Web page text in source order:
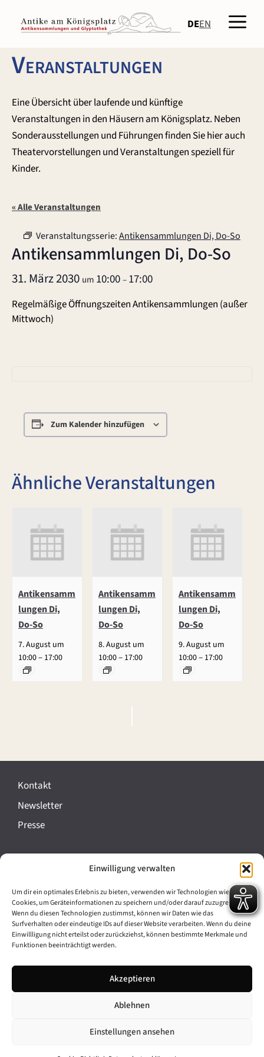
Einwilligung verwalten
Um dir ein optimales Erlebnis zu bieten, verwenden wir Technologien wie
Cookies, um Geräteinformationen zu speichern und/oder darauf zuzugreifen.
Wenn du diesen Technologien zustimmst, können wir Daten wie das
Surfverhalten oder eindeutige IDs auf dieser Website verarbeiten. Wenn du deine
Einwillligung nicht erteilst oder zurückziehst, können bestimmte Merkmale und
Funktionen beeinträchtigt werden.
Akzeptieren
Ablehnen
Einstellungen ansehen
Inhalt
springen
DEEN
Veranstaltungen
Eine Übersicht über laufende und künftige
Veranstaltungen in den Häusern am Königsplatz. Neben
Sonderausstellungen und Führungen finden Sie hier auch
Theatervorstellungen und Veranstaltungen speziell für
Kinder.
« Alle Veranstaltungen
Veranstaltungsserie:Antikensammlungen Di, Do-So
Antikensammlungen Di, Do-So
31. März 2030 um 10:00–17:00
Regelmäßige Öffnungszeiten Antikensammlungen (außer
Mittwoch)
Zum Kalender hinzufügen
Ähnliche Veranstaltungen
Antikensamm
lungen Di,
Do-So
7. August um
10:00– 17:00
Antikensamm
lungen Di,
Do-So
8. August um
10:00– 17:00
Antikensamm
lungen Di,
Do-So
9. August um
10:00– 17:00
e
a
n
t
l
t
u
g
-
Kontakt
Newsletter
Presse
Cookie-Richtlinie (EU)
Barrierefreiheit